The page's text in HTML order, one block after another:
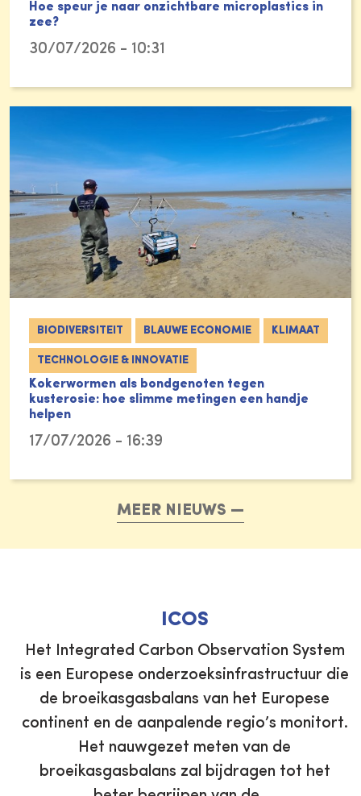
Hoe speur je naar onzichtbare microplastics in
zee?
30/07/2026 - 10:31
BIODIVERSITEIT BLAUWE ECONOMIE KLIMAAT
TECHNOLOGIE & INNOVATIE
Kokerwormen als bondgenoten tegen
kusterosie: hoe slimme metingen een handje
helpen
17/07/2026 - 16:39
MEER NIEUWS
ICOS
Het Integrated Carbon Observation System
is een Europese onderzoeksinfrastructuur die
de broeikasgasbalans van het Europese
continent en de aanpalende regio’s monitort.
Het nauwgezet meten van de
broeikasgasbalans zal bijdragen tot het